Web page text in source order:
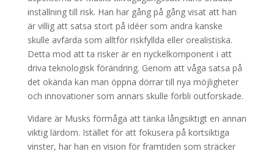
inställning till risk. Han har gång på gång visat att han
är villig att satsa stort på idéer som andra kanske
skulle avfärda som alltför riskfyllda eller orealistiska.
Detta mod att ta risker är en nyckelkomponent i att
driva teknologisk förändring. Genom att våga satsa på
det okända kan man öppna dörrar till nya möjligheter
och innovationer som annars skulle förbli outforskade.
Vidare är Musks förmåga att tänka långsiktigt en annan
viktig lärdom. Istället för att fokusera på kortsiktiga
vinster, har han en vision för framtiden som sträcker